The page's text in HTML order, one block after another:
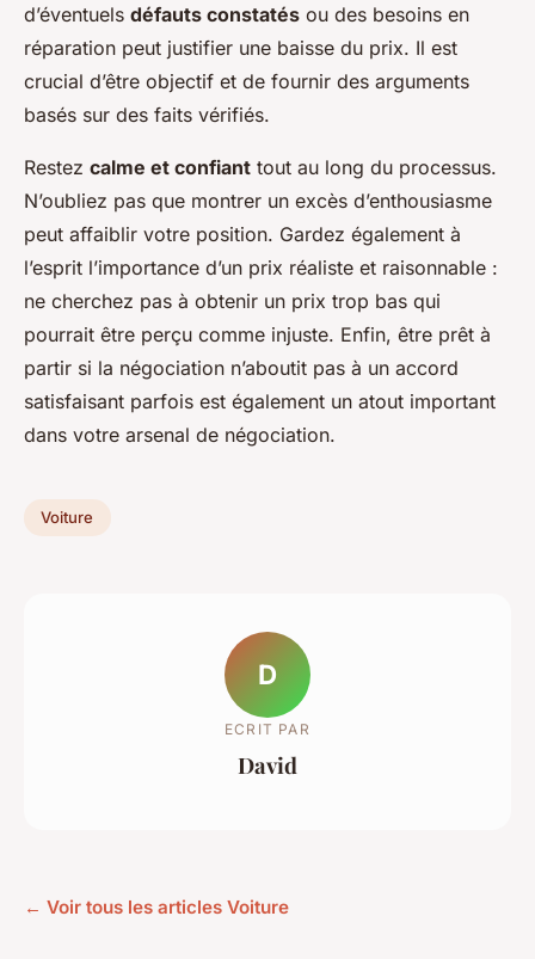
d’éventuels défauts constatés ou des besoins en
réparation peut justifier une baisse du prix. Il est
crucial d’être objectif et de fournir des arguments
basés sur des faits vérifiés.
Restez calme et confiant tout au long du processus.
N’oubliez pas que montrer un excès d’enthousiasme
peut affaiblir votre position. Gardez également à
l’esprit l’importance d’un prix réaliste et raisonnable :
ne cherchez pas à obtenir un prix trop bas qui
pourrait être perçu comme injuste. Enfin, être prêt à
partir si la négociation n’aboutit pas à un accord
satisfaisant parfois est également un atout important
dans votre arsenal de négociation.
Voiture
D
ECRIT PAR
David
← Voir tous les articles Voiture